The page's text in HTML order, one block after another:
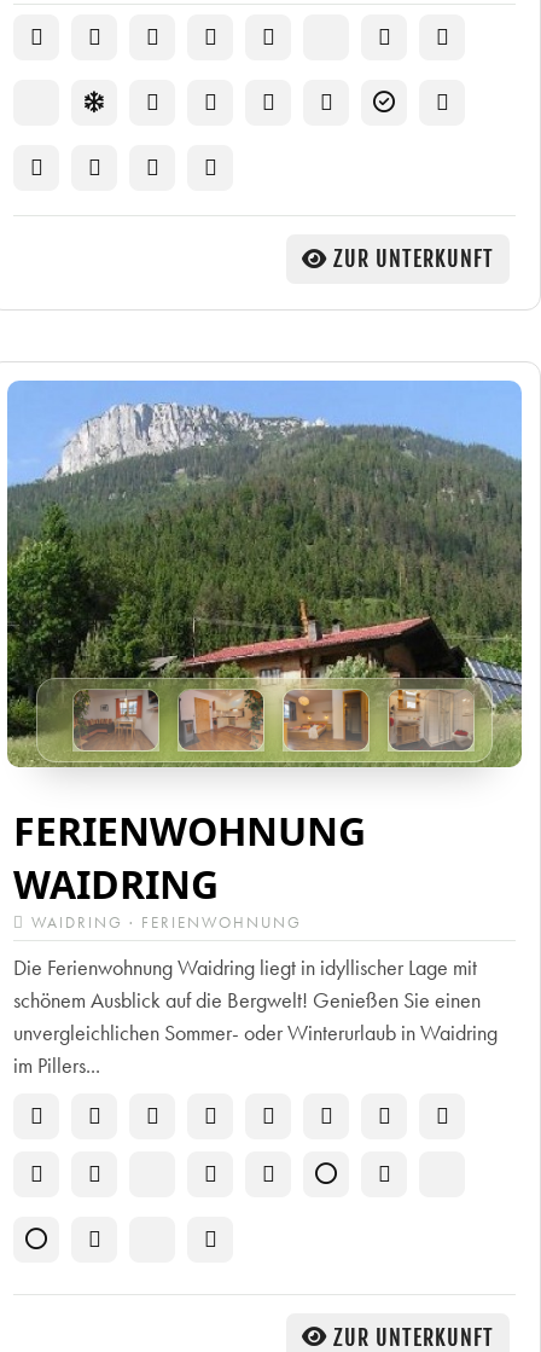
ZUR UNTERKUNFT
FERIENWOHNUNG
WAIDRING
WAIDRING · FERIENWOHNUNG
Die Ferienwohnung Waidring liegt in idyllischer Lage mit
schönem Ausblick auf die Bergwelt! Genießen Sie einen
unvergleichlichen Sommer- oder Winterurlaub in Waidring
im Pillers...
ZUR UNTERKUNFT